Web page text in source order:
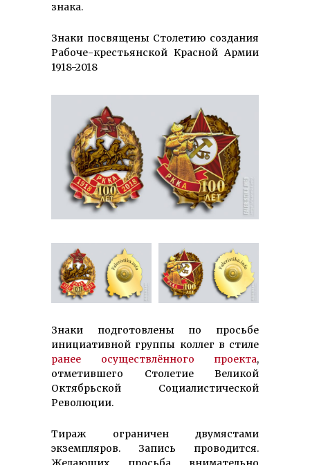
знака.
Знаки посвящены Столетию создания
Рабоче-крестьянской Красной Армии
1918-2018
Знаки подготовлены по просьбе
инициативной группы коллег в стиле
ранее осуществлённого проекта,
отметившего Столетие Великой
Октябрьской Социалистической
Революции.
Тираж ограничен двумястами
экземпляров. Запись проводится.